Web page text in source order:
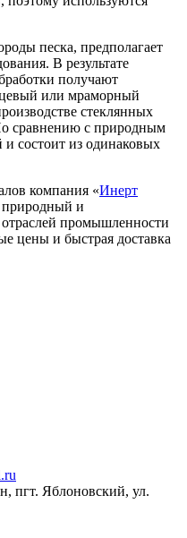
песка, предполагает
В результате
получают
или мраморный
стеклянных
сравнению с природным
состоит из одинаковых
компания «Инерт
природный и
промышленности
цены и быстрая доставка
пгт. Яблоновский, ул.